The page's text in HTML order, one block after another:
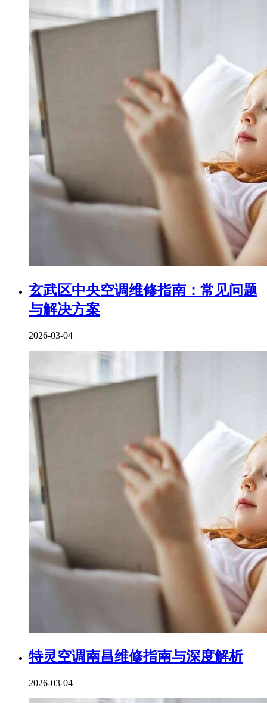
玄武区中央空调维修指南：常见问题
与解决方案
2026-03-04
特灵空调南昌维修指南与深度解析
2026-03-04